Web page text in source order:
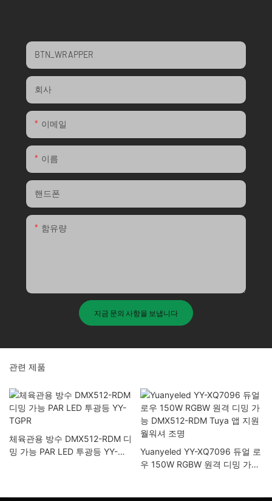
BTN_WRAPPER
회사
이메일
이름
핸드폰
함유량
지금 문의 사항을 보냅니다
관련 제품
체육관용 방수 DMX512-RDM 디
밍 가능 PAR LED 투광등 YY-
Yuanyeled YY-XQ7096 듀얼 로
우 150W RGBW 원격 디밍 가능